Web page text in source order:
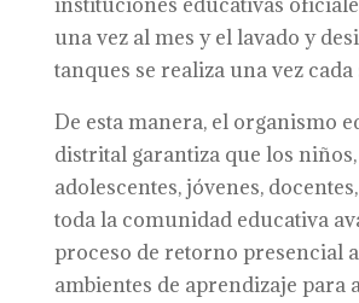
una vez al mes y el lavado y
tanques se realiza una vez cada
De esta manera, el organismo
distrital garantiza que los
adolescentes, jóvenes,
toda la comunidad educativa
proceso de retorno presencial
ambientes de aprendizaje para